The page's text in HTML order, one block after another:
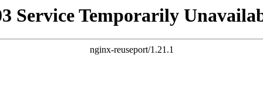
Service Temporarily
nginx-reuseport/1.21.1